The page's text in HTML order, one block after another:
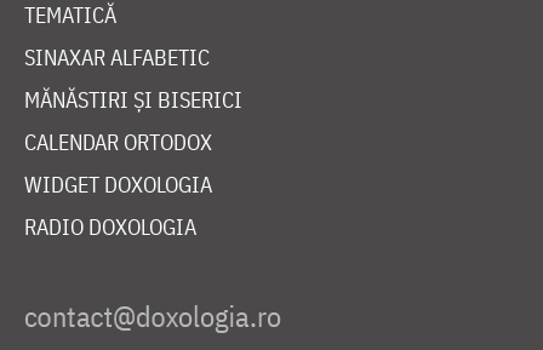
TEMATICĂ
SINAXAR ALFABETIC
MĂNĂSTIRI ȘI BISERICI
CALENDAR ORTODOX
WIDGET DOXOLOGIA
RADIO DOXOLOGIA